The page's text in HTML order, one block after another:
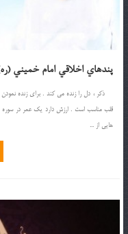
پندهاي اخلاقي امام خميني
ذکر ، دل را زنده مي کند . براي زنده
قلب مناسب است . ارزش دارد يک عمر در
هايي از ...